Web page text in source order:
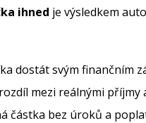
ihned je výsledkem
dostát svým finančním
mezi reálnými příjmy
částka bez úroků a